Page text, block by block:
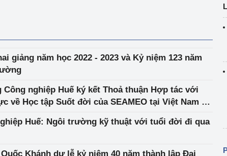
giảng năm học 2022 - 2023 và Kỷ niệm 123 năm
Công nghiệp Huế ký kết Thoả thuận Hợp tác với
về Học tập Suốt đời của SEAMEO tại Việt Nam và
Nghiên cứu ứng dụng và Thực nghiệm công nghệ
Huế: Ngôi trường kỹ thuật với tuổi đời đi qua
Khánh dự lễ kỷ niệm 40 năm thành lập Đại